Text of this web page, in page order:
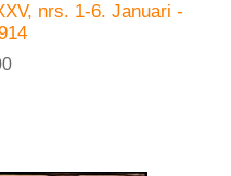
nrs. 1-6. Januari -